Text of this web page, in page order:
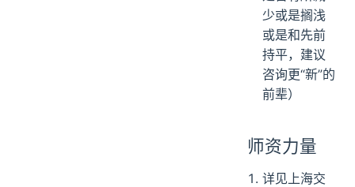
少或是搁浅
或是和先前
持平，建议
咨询更“新”的
前辈）
师资力量
详见上海交